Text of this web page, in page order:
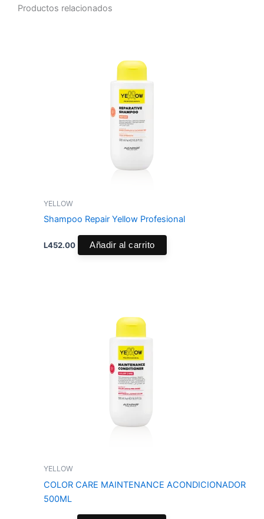
Productos relacionados
YELLOW
Shampoo Repair Yellow Profesional
L452.00 Añadir al carrito
YELLOW
COLOR CARE MAINTENANCE ACONDICIONADOR
500ML